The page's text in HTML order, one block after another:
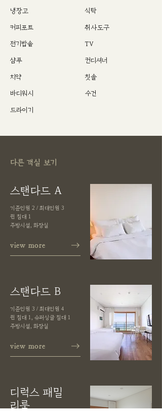
냉장고 식탁
커피포트 취사도구
전기밥솥
샴푸
TV
컨디셔너
치약
바디워시
칫솔
​수건
드라이기
다른 객실 보기
스탠다드 A
기준인원 2 / 최대인원 3
퀸 침대 1
주방시설, 화장실
view more
스탠다드 B
기준인원 3 / 최대인원 4
퀸 침대 1, 슈퍼싱글 침대 1
주방시설, 화장실
view more
디럭스 패밀
리룸